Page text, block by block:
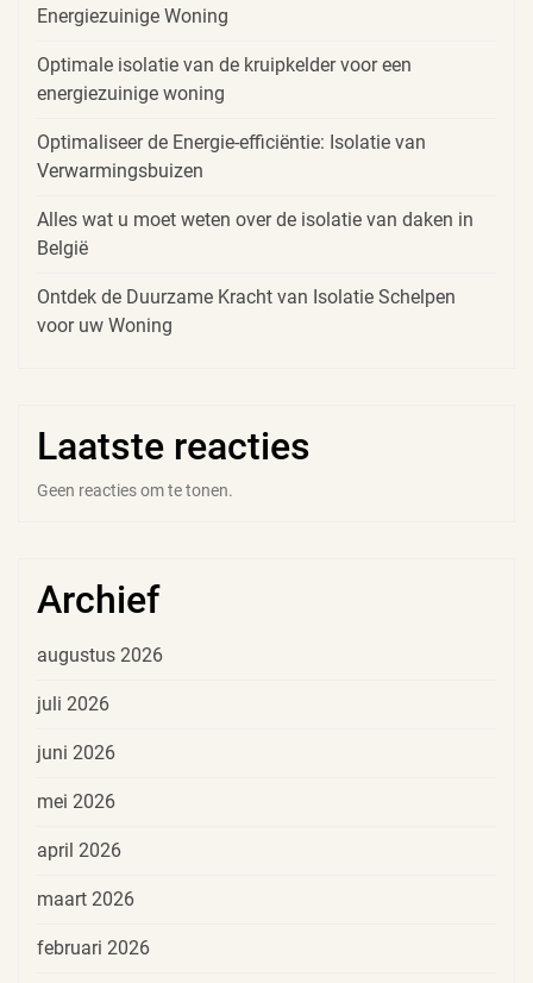
Energiezuinige Woning
Optimale isolatie van de kruipkelder voor een
energiezuinige woning
Optimaliseer de Energie-efficiëntie: Isolatie van
Verwarmingsbuizen
Alles wat u moet weten over de isolatie van daken in
België
Ontdek de Duurzame Kracht van Isolatie Schelpen
voor uw Woning
Laatste reacties
Geen reacties om te tonen.
Archief
augustus 2026
juli 2026
juni 2026
mei 2026
april 2026
maart 2026
februari 2026